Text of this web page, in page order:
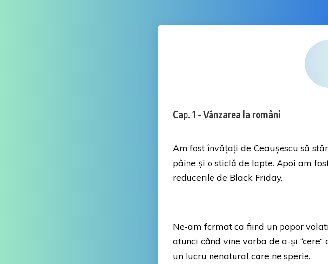
Cap. 1 - Vânzarea la români
Am fost învățați de Ceaușescu să
pâine și o sticlă de lapte. Apoi am
reducerile de Black Friday.
Ne-am format ca fiind un popor
atunci când vine vorba de a-și
un lucru nenatural care ne sperie.